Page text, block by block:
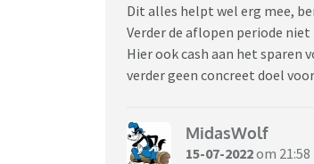
Dit alles helpt wel erg mee,
Verder de aflopen periode
Hier ook cash aan het sparen
verder geen concreet doel
MidasWolf
15-07-2022om 21:58